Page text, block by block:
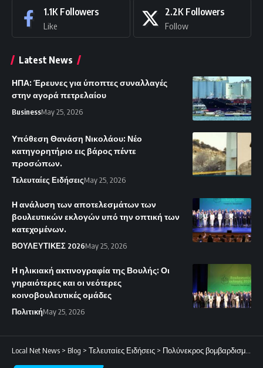
1.1K Followers
Like
2.2K Followers
Follow
Latest News
ΗΠΑ: Έρευνες για ύποπτες συναλλαγές
στην αγορά πετρελαίου
BusinessMay 25, 2026
Υπόθεση Θανάση Νικολάου: Νέο
κατηγορητήριο εις βάρος πέντε
προσώπων.
Τελευταίες ΕιδήσειςMay 25, 2026
Η ανάλυση των αποτελεσμάτων των
βουλευτικών εκλογών υπό την οπτική των
κατεχομένων.
ΒΟΥΛΕΥΤΙΚΕΣ 2026May 25, 2026
Η ηλικιακή ακτινογραφία της Βουλής: Οι
γηραιότερες και οι νεότερες
κοινοβουλευτικές ομάδες
ΠολιτικήMay 25, 2026
Local Net News > Blog > Τελευταίες Ειδήσεις > Πολύνεκρος βομβαρδισμός στην Καμπούλ: Δεκάδες νεκροί και φόβοι για εκατοντάδες θύματα